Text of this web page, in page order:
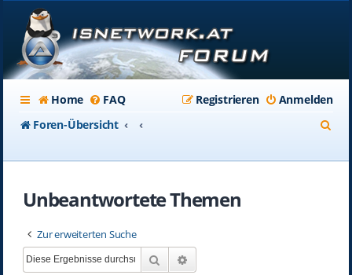
Home FAQ Anmelden
Registrieren
Foren-Übersicht
Unbeantwortete Themen
Zur erweiterten Suche
Suche